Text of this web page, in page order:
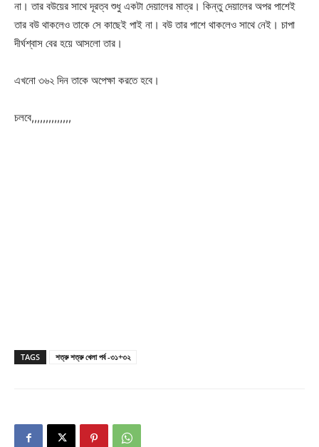
না। তার বউয়ের সাথে দূরত্ব শুধু একটা দেয়ালের মাত্র। কিন্তু দেয়ালের অপর পাশেই
তার বউ থাকলেও তাকে সে কাছেই পাই না। বউ তার পাশে থাকলেও সাথে নেই। চাপা
দীর্ঘশ্বাস বের হয়ে আসলো তার।
এখনো ৩৬২ দিন তাকে অপেক্ষা করতে হবে।
চলবে,,,,,,,,,,,,,,
TAGS শত্রু শত্রু খেলা পর্ব -৩১+৩২